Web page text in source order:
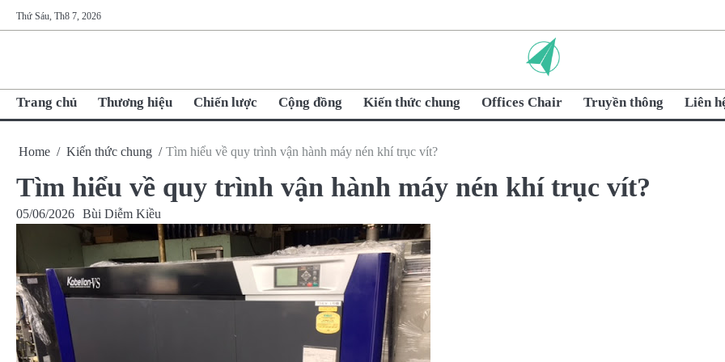
to
Thứ Sáu, Th8 7, 2026
Trang chủ Thương hiệu Chiến lược Cộng đồng Kiến thức chung Offices Chair Truyền thông Liên
Home Kiến thức chung Tìm hiểu về quy trình vận hành máy nén khí trục vít?
Tìm hiểu về quy trình vận hành máy nén khí trục vít?
05/06/2026 Bùi Diễm Kiều